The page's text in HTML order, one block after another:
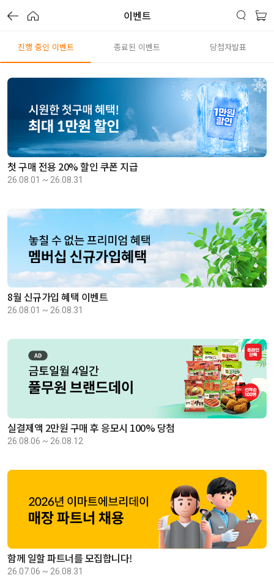
이벤트
진행 중인 이벤트 종료된 이벤트 당첨자발표
첫 구매 전용 20% 할인 쿠폰 지급
26.08.01 ~ 26.08.31
8월 신규가입 혜택 이벤트
26.08.01 ~ 26.08.31
실결제액 2만원 구매 후 응모시 100% 당첨
26.08.06 ~ 26.08.12
함께 일할 파트너를 모집합니다!
26.07.06 ~ 26.08.31